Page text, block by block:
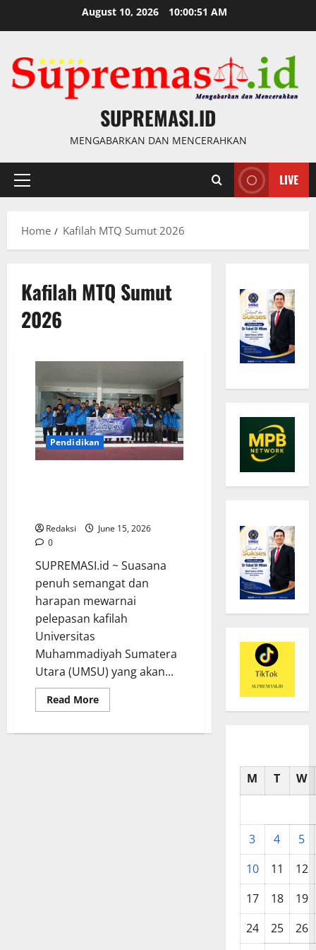
August 10, 2026 10:00:52 AM
SUPREMASI.ID
MENGABARKAN DAN MENCERAHKAN
Primary
LIVE
Home Kafilah MTQ Sumut 2026
Kafilah MTQ Sumut
2026
Pendidikan
Redaksi
June 15, 2026
0
SUPREMASI.id ~ Suasana
penuh semangat dan
harapan mewarnai
pelepasan kafilah
Universitas
Muhammadiyah Sumatera
Utara (UMSU) yang akan...
Read MoreRead
more
Lepas
M T W
3 4
5
10
11
12
17
18
19
24
25
26